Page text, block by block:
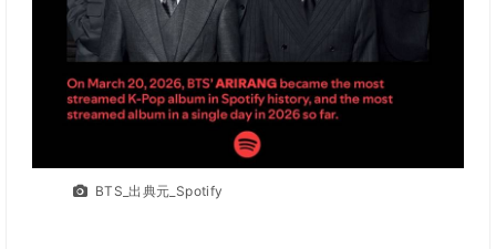
BTS_出典元_Spotify